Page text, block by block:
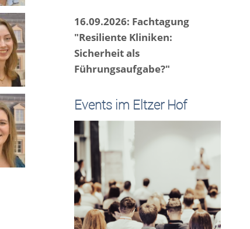
16.09.2026: Fachtagung
"Resiliente Kliniken:
Sicherheit als
Führungsaufgabe?"
Events im Eltzer Hof